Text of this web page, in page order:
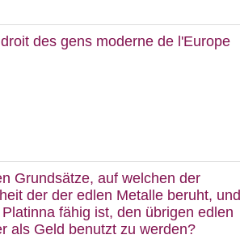
des gens moderne de l'Europe
Grundsätze, auf welchen der
der der edlen Metalle beruht, und
fähig ist, den übrigen edlen
als Geld benutzt zu werden?